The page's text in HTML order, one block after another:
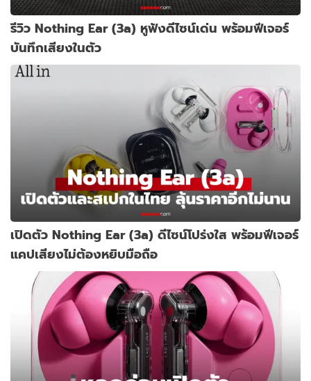
รีวิว Nothing Ear (3a) หูฟังดีไซน์เด่น พร้อมฟีเจอร์
บันทึกเสียงในตัว
เปิดตัว Nothing Ear (3a) ดีไซน์โปร่งใส พร้อมฟีเจอร์
แคปเสียงไม่ต้องหยิบมือถือ